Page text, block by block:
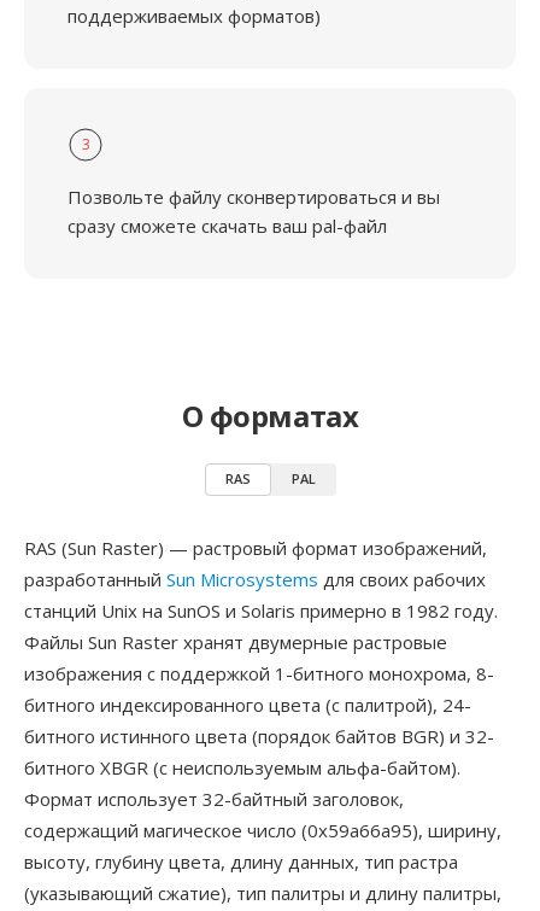
поддерживаемых форматов)
3
Позвольте файлу сконвертироваться и вы
сразу сможете скачать ваш pal-файл
О форматах
RAS PAL
RAS (Sun Raster) — растровый формат изображений,
разработанный Sun Microsystems для своих рабочих
станций Unix на SunOS и Solaris примерно в 1982 году.
Файлы Sun Raster хранят двумерные растровые
изображения с поддержкой 1-битного монохрома, 8-
битного индексированного цвета (с палитрой), 24-
битного истинного цвета (порядок байтов BGR) и 32-
битного XBGR (с неиспользуемым альфа-байтом).
Формат использует 32-байтный заголовок,
содержащий магическое число (0x59a66a95), ширину,
высоту, глубину цвета, длину данных, тип растра
(указывающий сжатие), тип палитры и длину палитры,